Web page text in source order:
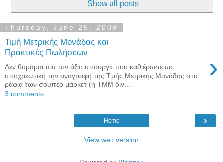
Show all posts
Thursday, June 25, 2009
Τιμή Μετρικής Μονάδας και
Πρακτικές Πωλήσεων
›
Δεν θυμάμαι πια τον άξιο υπουργό που καθιέρωσε ως
υποχρεωτική την αναγραφή της Τιμής Μετρικής Μονάδας στα
ράφια των σούπερ μάρκετ (η ΤΜΜ δίν...
3 comments:
›
Home
View web version